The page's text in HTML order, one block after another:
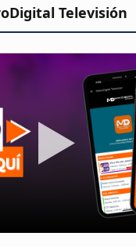
Televisión